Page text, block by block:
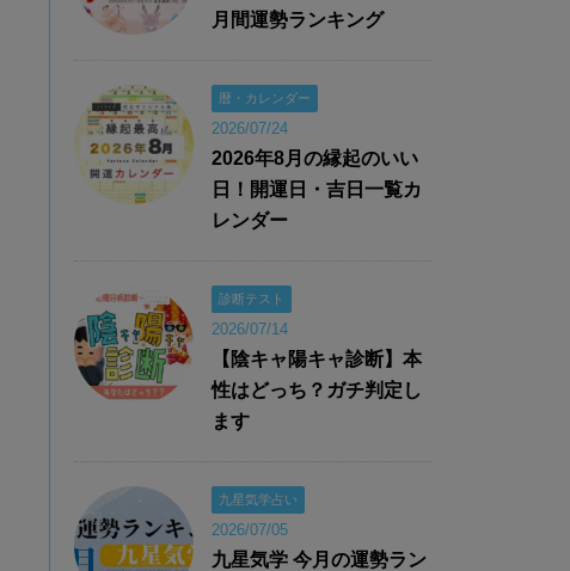
月間運勢ランキング
暦・カレンダー
2026/07/24
2026年8月の縁起のいい
日！開運日・吉日一覧カ
レンダー
診断テスト
2026/07/14
【陰キャ陽キャ診断】本
性はどっち？ガチ判定し
ます
九星気学占い
2026/07/05
九星気学 今月の運勢ラン